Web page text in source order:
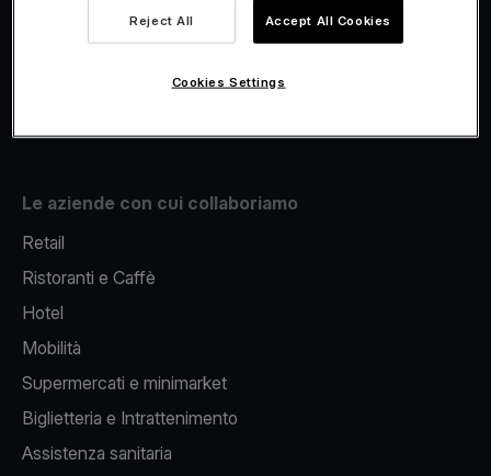
Fiscalizzazione
Le aziende con cui collaboriamo
Retail
Ristoranti e Caffè
Hotel
Mobilità
Supermercati e minimarket
Biglietteria e Intrattenimento
Assistenza sanitaria
Reject All Accept All Cookies
Cookies Settings